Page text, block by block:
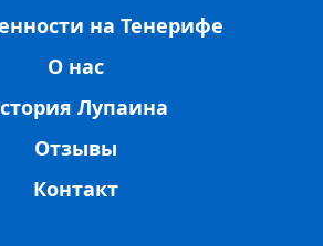
на Тенерифе
О нас
Лупаина
Отзывы
Контакт